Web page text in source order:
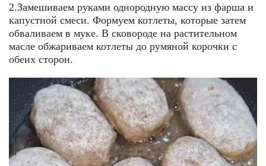
2.Замешиваем руками однородную массу из фарша и
капустной смеси. Формуем котлеты, которые затем
обваливаем в муке. В сковороде на растительном
масле обжариваем котлеты до румяной корочки с
обеих сторон.